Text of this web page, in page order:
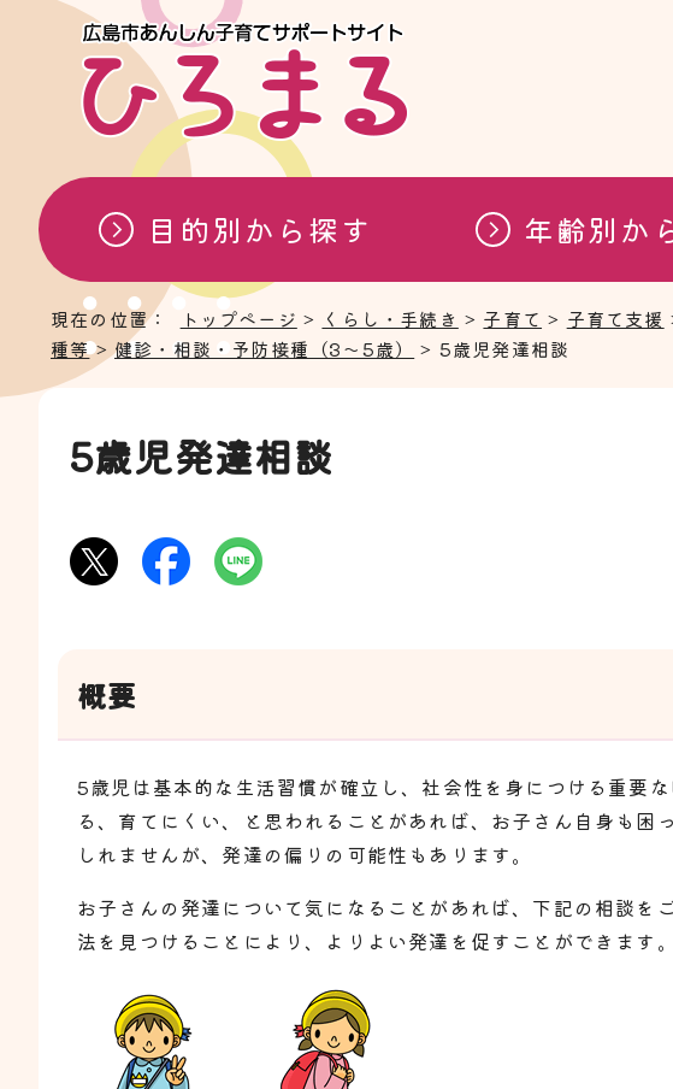
目的別から探す 年齢別か
現在の位置： トップページ > くらし・手続き > 子育て > 子育て支援
種等>健診・相談・予防接種（3～5歳） > 5歳児発達相談
5歳児発達相談
概要
5歳児は基本的な生活習慣が確立し、社会性を身につける重要
る、育てにくい、と思われることがあれば、お子さん自身も
しれませんが、発達の偏りの可能性もあります。
お子さんの発達について気になることがあれば、下記の相談
法を見つけることにより、よりよい発達を促すことができます。